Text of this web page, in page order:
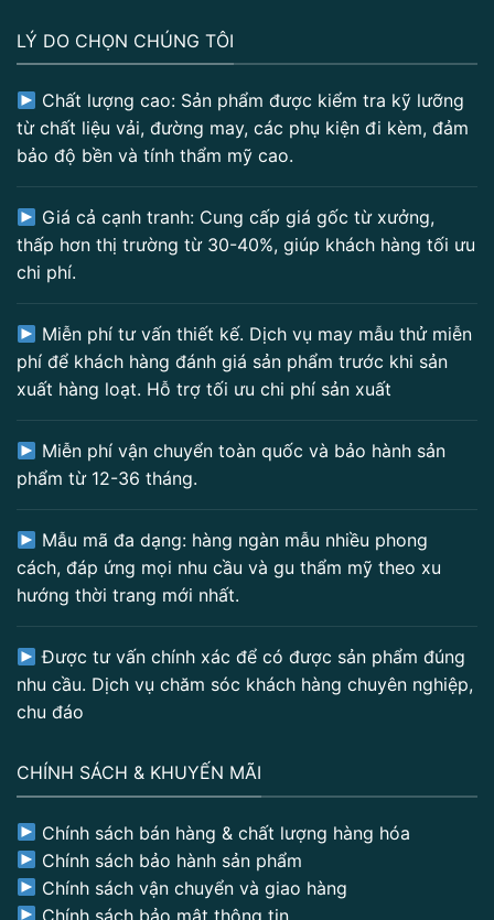
LÝ DO CHỌN CHÚNG TÔI
Chất lượng cao: Sản phẩm được kiểm tra kỹ lưỡng
từ chất liệu vải, đường may, các phụ kiện đi kèm, đảm
bảo độ bền và tính thẩm mỹ cao.
Giá cả cạnh tranh: Cung cấp giá gốc từ xưởng,
thấp hơn thị trường từ 30-40%, giúp khách hàng tối ưu
chi phí.
Miễn phí tư vấn thiết kế. Dịch vụ may mẫu thử miễn
phí để khách hàng đánh giá sản phẩm trước khi sản
xuất hàng loạt. Hỗ trợ tối ưu chi phí sản xuất
Miễn phí vận chuyển toàn quốc và bảo hành sản
phẩm từ 12-36 tháng.
Mẫu mã đa dạng: hàng ngàn mẫu nhiều phong
cách, đáp ứng mọi nhu cầu và gu thẩm mỹ theo xu
hướng thời trang mới nhất.
Được tư vấn chính xác để có được sản phẩm đúng
nhu cầu. Dịch vụ chăm sóc khách hàng chuyên nghiệp,
chu đáo
CHÍNH SÁCH & KHUYẾN MÃI
Chính sách bán hàng & chất lượng hàng hóa
Chính sách bảo hành sản phẩm
Chính sách vận chuyển và giao hàng
Chính sách bảo mật thông tin